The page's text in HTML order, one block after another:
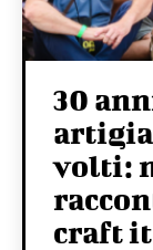
30
volti:
craft